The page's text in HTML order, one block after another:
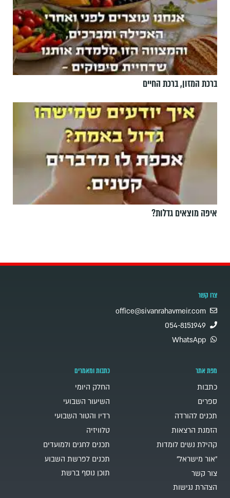
ברכת המזון, ברכת החיים
איפה מוצאים גדלות?
צרו קשר
office@sivanrahavmeir.com
054-8151949
WhatsApp
מפת אתר
כתבות
ספרים
תכנים להורדה
הזמנת הרצאות
קהילת נשים לומדות
"אור מישראל"
צור קשר
הצהרת נגישות
כתבות ומאמרים
החלק היומי
השיעור השבועי
רדיו והטור השבועי
טלוויזיה
תכנים לחגים ולמועדים
תכנים לפרשת השבוע
תוכן נוסף ברשת